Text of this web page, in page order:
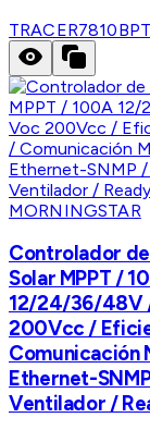
TRACER7810BP
MORNINGSTAR
Controlador
Solar MPPT /
12/24/36/48V
200Vcc /
Comunicación
Ethernet-
Ventilador /